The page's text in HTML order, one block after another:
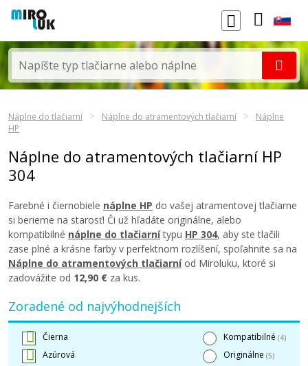
Náplne do tlačiarní Náplne do atramentových tlačiarní
Náplne
HP
Náplne do atramentových tlačiarní HP
304
Farebné i čiernobiele náplne HP do vašej atramentovej tlačiarne
si berieme na starosť! Či už hľadáte originálne, alebo
kompatibilné náplne do tlačiarnítypu HP 304, aby ste tlačili
zase plné a krásne farby v perfektnom rozlíšení, spoľahnite sa na
Náplne do atramentových tlačiarníod Miroluku, ktoré si
zadovážite od 12,90 € za kus.
Zoradené od najvýhodnejších
Čierna
Azúrová
Kompatibilné (4)
Originálne (5)